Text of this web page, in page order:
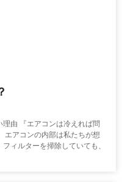
由 『エアコンは冷えれば問
エアコンの内部は私たちが想
ィルターを掃除していても、